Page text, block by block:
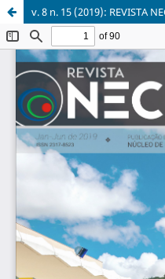
v. 8 n. 15 (2019): REVISTA